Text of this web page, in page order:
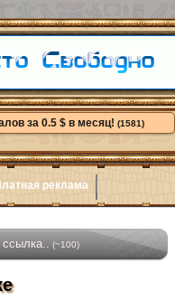
за 0.5 $ в месяц! (1581)
реклама
(~100)